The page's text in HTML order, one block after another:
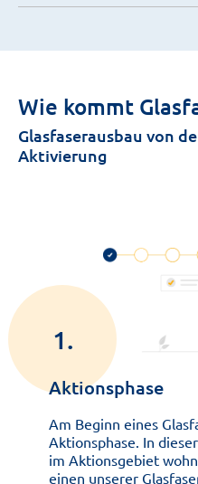
Wie kommt
Glasfaserausbau von
Aktivierung
1.
Aktionsphase
Am Beginn eines
Aktionsphase. In
im Aktionsgebiet
einen unserer